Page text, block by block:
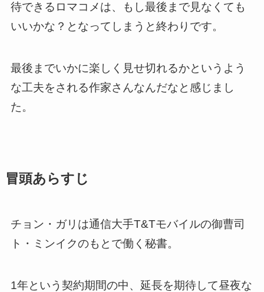
待できるロマコメは、もし最後まで見なくても
いいかな？となってしまうと終わりです。
最後までいかに楽しく見せ切れるかというよう
な工夫をされる作家さんなんだなと感じまし
た。
冒頭あらすじ
チョン・ガリは通信大手T&Tモバイルの御曹司
ト・ミンイクのもとで働く秘書。
1年という契約期間の中、延長を期待して昼夜な